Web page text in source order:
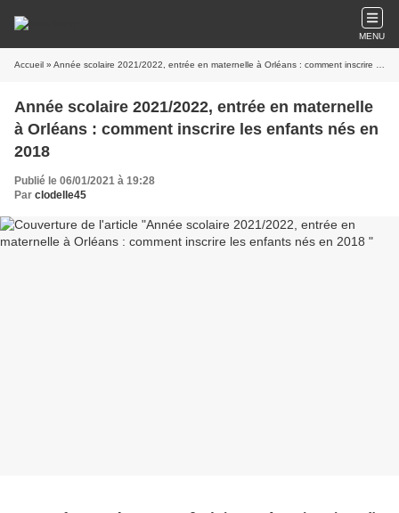
MENU
Accueil » Année scolaire 2021/2022, entrée en maternelle à Orléans : comment inscrire les enfants nés en 2018
Année scolaire 2021/2022, entrée en maternelle
à Orléans : comment inscrire les enfants nés en
2018
Publié le 06/01/2021 à 19:28
Par clodelle45